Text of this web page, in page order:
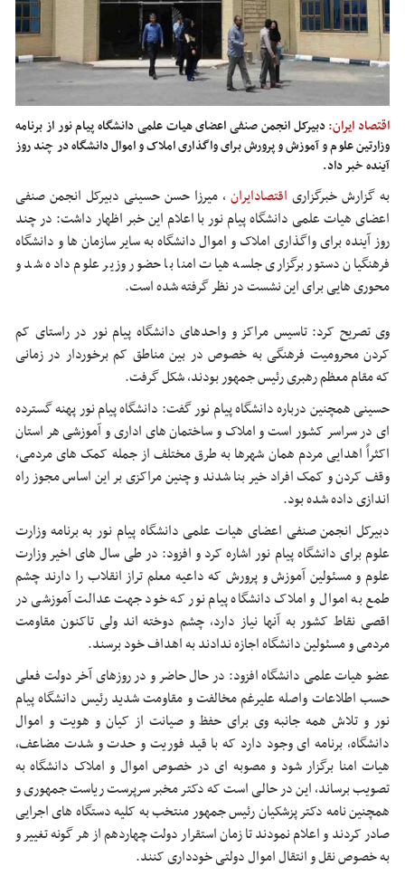
اقتصاد ایران:دبیرکل انجمن صنفی اعضای هیات علمی دانشگاه پیام نور از برنامه
وزارتین علوم و آموزش و پرورش برای واگذاری املاک و اموال دانشگاه در چند روز
آینده خبر داد.
به گزارش خبرگزاری اقتصادایران ، میرزا حسن حسینی دبیرکل انجمن صنفی
اعضای هیات علمی دانشگاه پیام نور با اعلام این خبر اظهار داشت: در چند
روز آینده برای واگذاری املاک و اموال دانشگاه به سایر سازمان ها و دانشگاه
فرهنگیان دستور برگزاری جلسه هیات امنا با حضور وزیر علوم داده شد و
محوری هایی برای این نشست در نظر گرفته شده است.
وی تصریح کرد: تاسیس مراکز و واحدهای دانشگاه پیام نور در راستای کم
کردن محرومیت فرهنگی به خصوص در بین مناطق کم برخوردار در زمانی
که مقام معظم رهبری رئیس جمهور بودند، شکل گرفت.
حسینی همچنین درباره دانشگاه پیام نور گفت: دانشگاه پیام نور پهنه گسترده
ای در سراسر کشور است و املاک و ساختمان های اداری و آموزشی هر استان
اکثراً اهدایی مردم همان شهرها به طرق مختلف از جمله کمک های مردمی،
وقف کردن و کمک افراد خیر بنا شدند و چنین مراکزی بر این اساس مجوز راه
اندازی داده شده بود.
دبیرکل انجمن صنفی اعضای هیات علمی دانشگاه پیام نور به برنامه وزارت
علوم برای دانشگاه پیام نور اشاره کرد و افزود: در طی سال های اخیر وزارت
علوم و مسئولین آموزش و پرورش که داعیه معلم تراز انقلاب را دارند چشم
طمع به اموال و املاک دانشگاه پیام نور که خود جهت عدالت آموزشی در
اقصی نقاط کشور به آنها نیاز دارد، چشم دوخته اند ولی تاکنون مقاومت
مردمی و مسئولین دانشگاه اجازه ندادند به اهداف خود برسند.
عضو هیات علمی دانشگاه افزود: در حال حاضر و در روزهای آخر دولت فعلی
حسب اطلاعات واصله علیرغم مخالفت و مقاومت شدید رئیس دانشگاه پیام
نور و تلاش همه جانبه وی برای حفظ و صیانت از کیان و هویت و اموال
دانشگاه، برنامه ای وجود دارد که با قید فوریت و حدت و شدت مضاعف،
هیات امنا برگزار شود و مصوبه ای در خصوص اموال و املاک دانشگاه به
تصویب برساند، این در حالی است که دکتر مخبر سرپرست ریاست جمهوری و
همچنین نامه دکتر پزشکیان رئیس جمهور منتخب به کلیه دستگاه های اجرایی
صادر کردند و اعلام نمودند تا زمان استقرار دولت چهاردهم از هر گونه تغییر و
به خصوص نقل و انتقال اموال دولتی خودداری کنند.